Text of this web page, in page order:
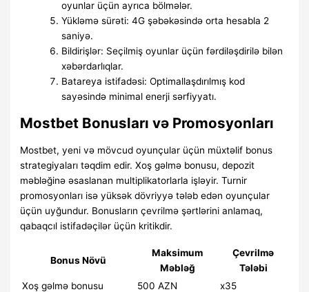
oyunlar üçün ayrıca bölmələr.
Yükləmə sürəti: 4G şəbəkəsində orta hesabla 2
saniyə.
Bildirişlər: Seçilmiş oyunlar üçün fərdiləşdirilə bilən
xəbərdarlıqlar.
Batareya istifadəsi: Optimallaşdırılmış kod
sayəsində minimal enerji sərfiyyatı.
Mostbet Bonusları və Promosyonları
Mostbet, yeni və mövcud oyunçular üçün müxtəlif bonus
strategiyaları təqdim edir. Xoş gəlmə bonusu, depozit
məbləğinə əsaslanan multiplikatorlarla işləyir. Turnir
promosyonları isə yüksək dövriyyə tələb edən oyunçular
üçün uyğundur. Bonusların çevrilmə şərtlərini anlamaq,
qabaqcıl istifadəçilər üçün kritikdir.
Bonus Növü
Maksimum
Məbləğ
Çevrilmə
Tələbi
Xoş gəlmə bonusu
500 AZN
x35